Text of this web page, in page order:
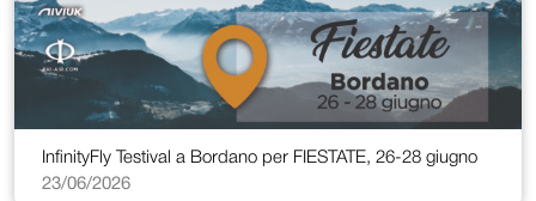
InfinityFly Testival a Bordano per FIESTATE, 26-28 giugno
23/06/2026